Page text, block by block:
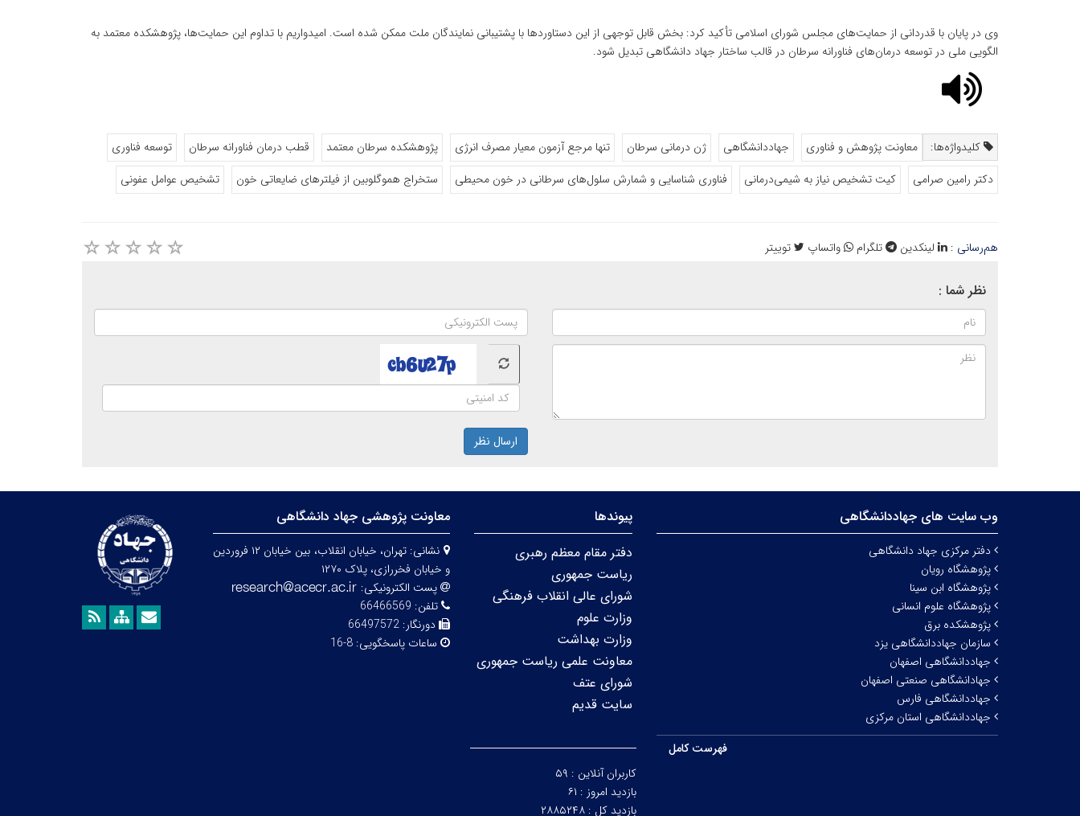
وی در پایان با قدردانی از حمایت‌های مجلس شورای اسلامی تأکید کرد: بخش قابل توجهی از این دستاوردها با پشتیبانی نمایندگان ملت ممکن شده است. امیدواریم با تداوم این حمایت‌ها، پژوهشکده معتمد به
الگویی ملی در توسعه درمان‌های فناورانه سرطان در قالب ساختار جهاد دانشگاهی تبدیل شود.
کلیدواژه‌ها: معاونت پژوهش و فناوری جهاددانشگاهی ژن درمانی سرطان تنها مرجع آزمون معیار مصرف انرژی پژوهشکده سرطان معتمد قطب درمان فناورانه سرطان
توسعه فناوری
دکتر رامین صرامی
کیت تشخیص نیاز به شیمی‌درمانی فناوری شناسایی و شمارش سلول‌های سرطانی در خون محیطی ستخراج هموگلوبین از فیلترهای ضایعاتی خون تشخیص عوامل عفونی
هم‌رسانی : لینکدین تلگرام واتساپ توییتر
نظر شما :
ارسال نظر
وب سایت های جهاددانشگاهی
دفتر مرکزی جهاد دانشگاهی
پژوهشگاه رویان
پژوهشگاه ابن سینا
پژوهشگاه علوم انسانی
پژوهشکده برق
سازمان جهاددانشگاهی یزد
جهاددانشگاهی اصفهان
جهادانشگاهی صنعتی اصفهان
جهاددانشگاهی فارس
جهاددانشگاهی استان مرکزی
فهرست کامل
پیوندها
دفتر مقام معظم رهبری
ریاست جمهوری
شورای عالی انقلاب فرهنگی
وزارت علوم
وزارت بهداشت
معاونت علمی ریاست جمهوری
شورای عتف
سایت قدیم
کاربران آنلاین : ۵۹
بازدید امروز : ۶۱
بازدید کل : ۲۸۸۵۲۴۸
معاونت پژوهشی جهاد دانشگاهی
نشانی:
تهران، خیابان انقلاب، بین خیابان ۱۲ فروردین
و خیابان فخررازی، پلاک ۱۲۷۰
پست الکترونیکی:
تلفن: 66466569
دورنگار:66497572
ساعات پاسخگویی:8-16